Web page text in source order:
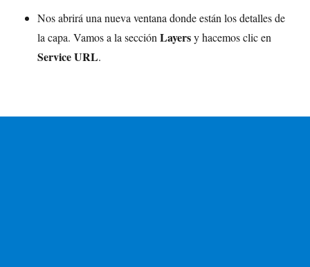
Nos abrirá una nueva ventana donde están los detalles de
la capa. Vamos a la secciónLayersy hacemos clic en
Service URL.